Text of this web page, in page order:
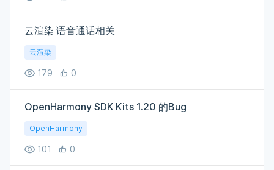
云渲染 语音通话相关
云渲染
179 0
OpenHarmony SDK Kits 1.20 的Bug
OpenHarmony
101 0